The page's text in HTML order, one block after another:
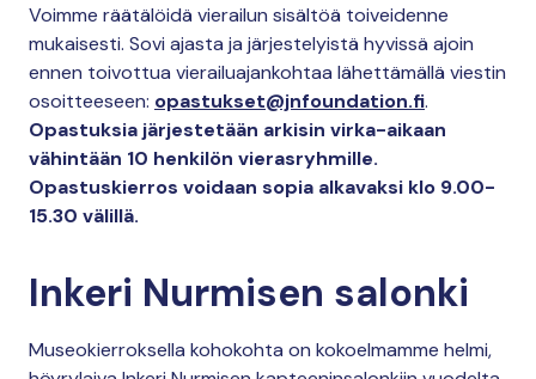
Voimme räätälöidä vierailun sisältöä toiveidenne
mukaisesti. Sovi ajasta ja järjestelyistä hyvissä ajoin
ennen toivottua vierailuajankohtaa lähettämällä viestin
osoitteeseen: opastukset@jnfoundation.fi.
Opastuksia järjestetään arkisin virka-aikaan
vähintään 10 henkilön vierasryhmille.
Opastuskierros voidaan sopia alkavaksi klo 9.00-
15.30 välillä.
Inkeri Nurmisen salonki
Museokierroksella kohokohta on kokoelmamme helmi,